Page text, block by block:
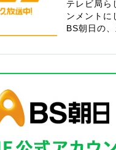
テレビ局ら
ンメントに
BS朝日の